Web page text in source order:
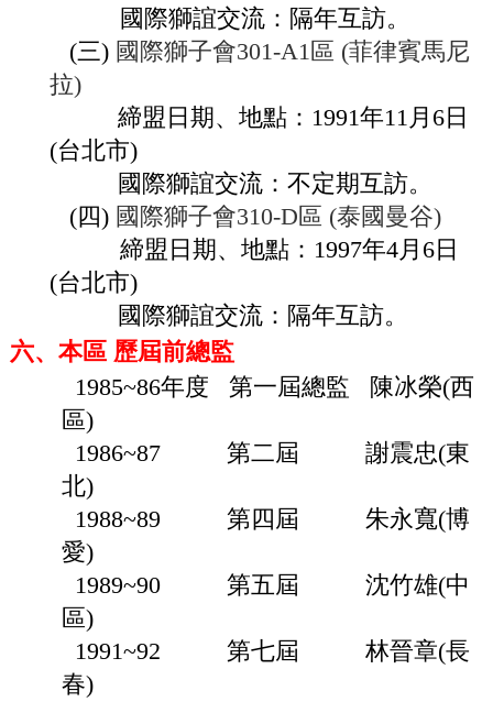
國際獅誼交流：隔年互訪。
(三) 國際獅子會301-A1區 (菲律賓馬尼
拉)
締盟日期、地點：1991年11月6日
(台北市)
國際獅誼交流：不定期互訪。
(四) 國際獅子會310-D區 (泰國曼谷)
締盟日期、地點：1997年4月6日
(台北市)
國際獅誼交流：隔年互訪。
六、本區 歷屆前總監
1985~86年度 第一屆總監 陳冰榮(西
區)
1986~87 第二屆 謝震忠(東
北)
1988~89 第四屆 朱永寬(博
愛)
1989~90 第五屆 沈竹雄(中
區)
1991~92 第七屆 林晉章(長
春)